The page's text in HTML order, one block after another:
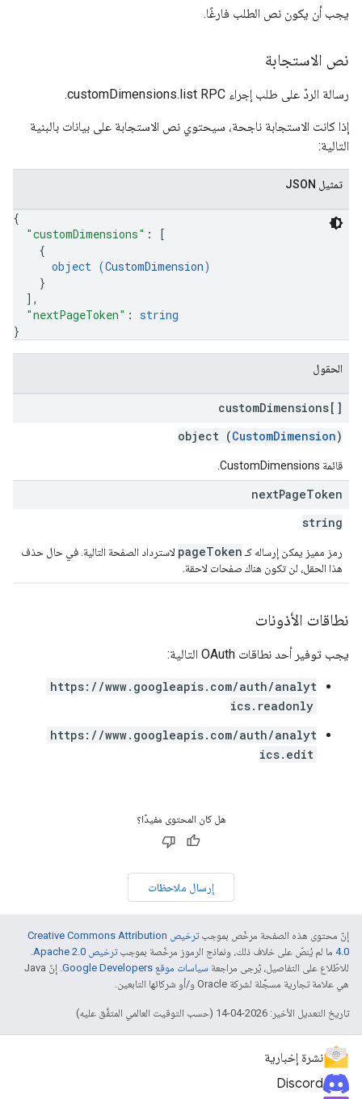
يجب أن يكون نص الطلب فارغًا.
نص الاستجابة
رسالة الردّ على طلب إجراء customDimensions.list RPC.
إذا كانت الاستجابة ناجحة، سيحتوي نص الاستجابة على بيانات بالبنية
التالية:
تمثيل JSON
{
"customDimensions" :
[
{
object (CustomDimension)
}
] ,
"nextPageToken" : string
}
الحقول
customDimensions[]
object (CustomDimension)
قائمة CustomDimensions.
nextPageToken
string
رمز مميز يمكن إرساله كـ pageToken لاسترداد الصفحة التالية. في حال حذف
هذا الحقل، لن تكون هناك صفحات لاحقة.
نطاقات الأذونات
يجب توفير أحد نطاقات OAuth التالية:
https://www.googleapis.com/auth/analyt
ics.readonly
https://www.googleapis.com/auth/analyt
ics.edit
هل كان المحتوى مفيدًا؟
إرسال ملاحظات
إنّ محتوى هذه الصفحة مرخّص بموجب
ترخيص Creative Commons Attribution
4.0‏ ما لم يُنصّ على خلاف ذلك، ونماذج الرموز مرخّصة بموجبترخيص Apache 2.0‏
.
للاطّلاع على التفاصيل، يُرجى مراجعة سياسات موقع Google Developers‏
. إنّ Java
هي علامة تجارية مسجَّلة لشركة Oracle و/أو شركائها التابعين.
تاريخ التعديل الأخير: 2026-04-14 (حسب التوقيت العالمي المتفَّق عليه)
نشرة إخبارية
Discord